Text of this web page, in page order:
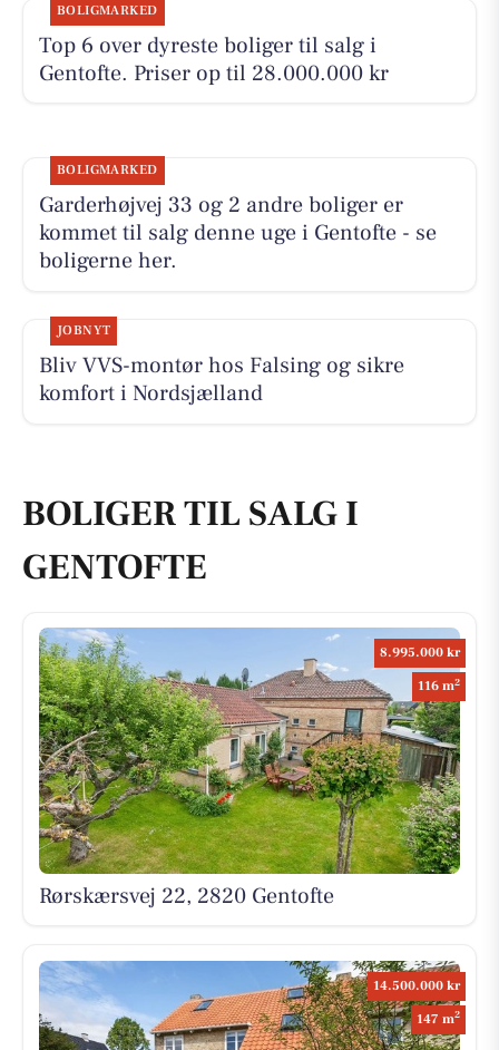
BOLIGMARKED
Top 6 over dyreste boliger til salg i
Gentofte. Priser op til 28.000.000 kr
BOLIGMARKED
Garderhøjvej 33 og 2 andre boliger er
kommet til salg denne uge i Gentofte - se
boligerne her.
JOBNYT
Bliv VVS-montør hos Falsing og sikre
komfort i Nordsjælland
BOLIGER TIL SALG I
GENTOFTE
8.995.000 kr
116 m2
Rørskærsvej 22, 2820 Gentofte
14.500.000 kr
147 m2